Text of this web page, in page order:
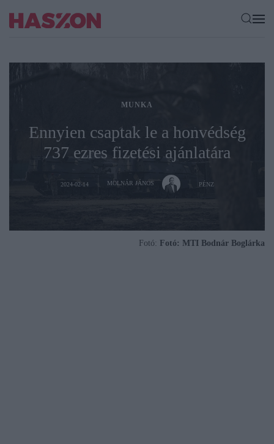
MUNKA
Ennyien csaptak le a honvédség
737 ezres fizetési ajánlatára
2024-02-14 MOLNÁR JÁNOS PÉNZ
Fotó: Fotó: MTI Bodnár Boglárka